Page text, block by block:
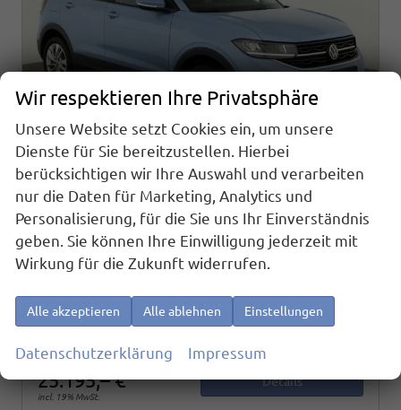
Volkswagen T-Cross
1.0 TSI 85 kW Life DSG Life, LED, Kamera, ACC, Side, Winter, 17-Zoll, 3-J. Garantie
sofort lieferbar Fahrzeug mit Tageszulassung
Benzin
Clear Blue Metallic
Leistung85 kW (116 PS) Kilometerstand10 km
01.12.2025
25.195,– €
incl. 19% MwSt.
Details
Wir respektieren Ihre Privatsphäre
Unsere Website setzt Cookies ein, um unsere
Dienste für Sie bereitzustellen. Hierbei
berücksichtigen wir Ihre Auswahl und verarbeiten
nur die Daten für Marketing, Analytics und
Personalisierung, für die Sie uns Ihr Einverständnis
geben. Sie können Ihre Einwilligung jederzeit mit
Wirkung für die Zukunft widerrufen.
Alle akzeptieren Alle ablehnen Einstellungen
Datenschutzerklärung Impressum